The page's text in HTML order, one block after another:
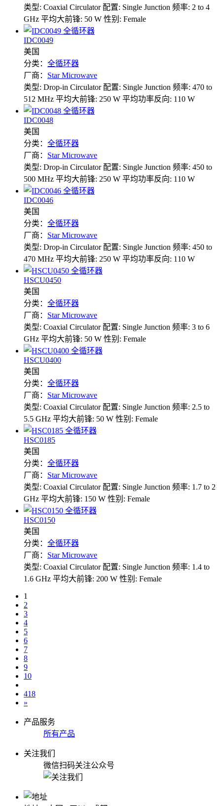
类型: Coaxial Circulator 配置: Single Junction 频率: 2 to 4
GHz 平均大前锋: 50 W 性别: Female
IDC0049
美国
分类： 全循环器
厂商： Star Microwave
类型: Drop-in Circulator 配置: Single Junction 频率: 470 to
512 MHz 平均大前锋: 250 W 平均功率反向: 110 W
IDC0048
美国
分类： 全循环器
厂商： Star Microwave
类型: Drop-in Circulator 配置: Single Junction 频率: 450 to
500 MHz 平均大前锋: 250 W 平均功率反向: 110 W
IDC0046
美国
分类： 全循环器
厂商： Star Microwave
类型: Drop-in Circulator 配置: Single Junction 频率: 450 to
470 MHz 平均大前锋: 250 W 平均功率反向: 110 W
HSCU0450
美国
分类： 全循环器
厂商： Star Microwave
类型: Coaxial Circulator 配置: Single Junction 频率: 3 to 6
GHz 平均大前锋: 50 W 性别: Female
HSCU0400
美国
分类： 全循环器
厂商： Star Microwave
类型: Coaxial Circulator 配置: Single Junction 频率: 2.5 to
5.5 GHz 平均大前锋: 50 W 性别: Female
HSC0185
美国
分类： 全循环器
厂商： Star Microwave
类型: Coaxial Circulator 配置: Single Junction 频率: 1.7 to 2
GHz 平均大前锋: 150 W 性别: Female
HSC0150
美国
分类： 全循环器
厂商： Star Microwave
类型: Coaxial Circulator 配置: Single Junction 频率: 1.4 to
1.6 GHz 平均大前锋: 200 W 性别: Female
1
2
3
4
5
6
7
8
9
10
418
»
产品服务
所有产品
关注我们
微信扫码关注公众号